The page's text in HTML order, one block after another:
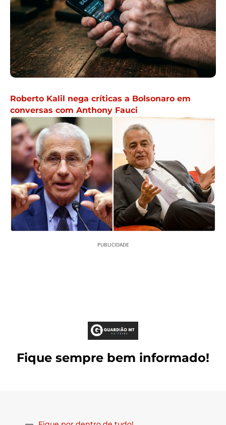
Roberto Kalil nega críticas a Bolsonaro em
conversas com Anthony Fauci
PUBLICIDADE
Fique sempre bem informado!